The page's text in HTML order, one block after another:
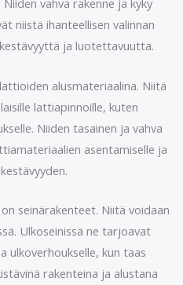
vahva rakenne ja kyky
niistä ihanteellisen valinnan
ja luotettavuutta.
alusmateriaalina. Niitä
lattiapinnoille, kuten
Niiden tasainen ja vahva
asentamiselle ja
seinärakenteet. Niitä voidaan
Ulkoseinissä ne tarjoavat
ulkoverhoukselle, kun taas
rakenteina ja alustana